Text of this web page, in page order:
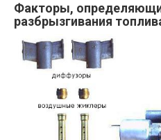
Факторы,
разбрызгивания